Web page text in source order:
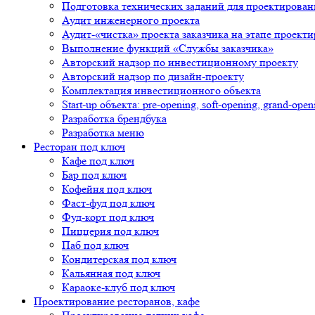
Подготовка технических заданий для
Аудит инженерного проекта
Аудит-«чистка» проекта заказчика на этапе
Выполнение функций «Службы заказчика»
Авторский надзор по инвестиционному проекту
Авторский надзор по дизайн-проекту
Комплектация инвестиционного объекта
Start-up объекта: pre-opening, soft-opening, grand-
Разработка брендбука
Разработка меню
Ресторан под ключ
Кафе под ключ
Бар под ключ
Кофейня под ключ
Фаст-фуд под ключ
Фуд-корт под ключ
Пиццерия под ключ
Паб под ключ
Кондитерская под ключ
Кальянная под ключ
Караоке-клуб под ключ
Проектирование ресторанов, кафе